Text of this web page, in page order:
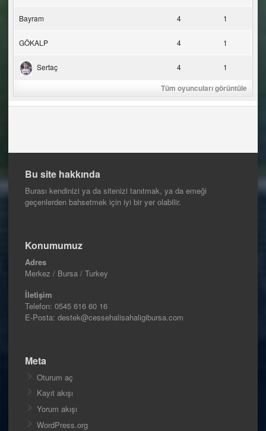
Bayram 4 1
GÖKALP 4 1
Sertaç 4 1
Tüm oyuncuları görüntüle
Bu site hakkında
Burası kendinizi ya da sitenizi tanıtmak, ya da emeği
geçenlerden bahsetmek için iyi bir yer olabilir.
Konumumuz
Adres
Merkez / Bursa / Turkey
İletişim
Telefon: 0545 616 60 16
E-Posta: destek@cessehalisahaligibursa.com
Meta
Oturum aç
Kayıt akışı
Yorum akışı
WordPress.org